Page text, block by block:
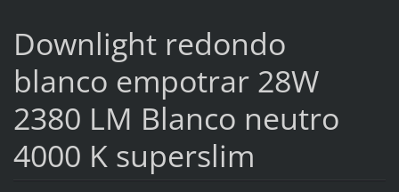
Downlight redondo
blanco empotrar 28W
2380 LM Blanco neutro
4000 K superslim